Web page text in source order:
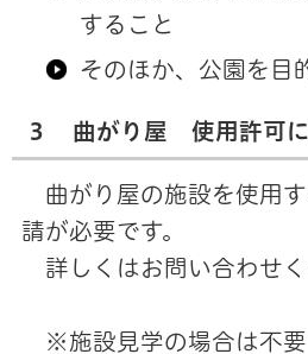
すること
そのほか、公園を目
３ 曲がり屋 使用許可に
曲がり屋の施設を使用
請が必要です。
詳しくはお問い合わせく
※施設見学の場合は不要